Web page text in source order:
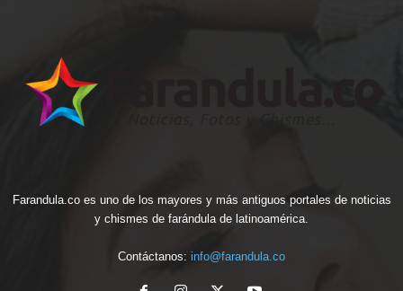
Farandula.co es uno de los mayores y más antiguos portales de noticias
y chismes de farándula de latinoamérica.
Contáctanos: info@farandula.co